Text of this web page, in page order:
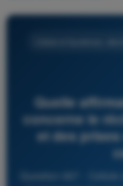
Quelle
concerne le
et des